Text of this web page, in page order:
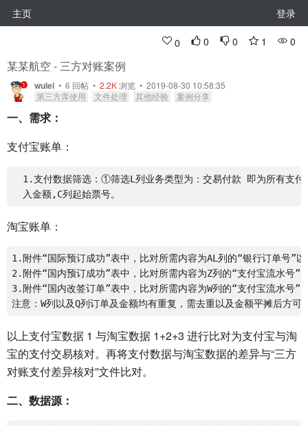
主页 登录
0 0 0 1 0
某某航空 - 三方对账案例
wulei • 6 回帖 • 2.2K浏览 • 2019-08-30 10:58:35
第三方库使用
文件处理 其他经验 案例分享
一、需求：
支付宝账单：
1.支付数据筛选：①筛选L列业务类型为：交易付款 即为所有支
淘宝账单：
1.附件“国际预订成功”表中，比对所需内容为AL列的“银行订单号”
2.附件“国内预订成功”表中，比对所需内容为Z列的“支付宝流水号”
3.附件“国内改签订单”表中，比对所需内容为W列的“支付宝流水号”
以上支付宝数据 1 与淘宝数据 1+2+3 进行比对为支付宝与淘
宝的支付交易核对。再将支付数据与淘宝数据的差异与“三方
对账支付差异核对”文件比对。
二、数据源：